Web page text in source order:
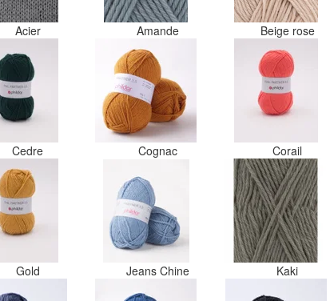
Acier Amande Beige rose
Cedre Cognac Corail
Gold Jeans Chine Kaki